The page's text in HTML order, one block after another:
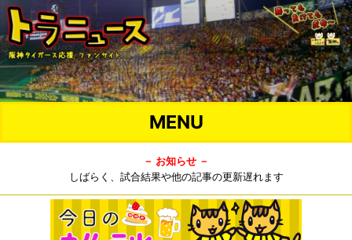
MENU
－ お知らせ －
しばらく、試合結果や他の記事の更新遅れます